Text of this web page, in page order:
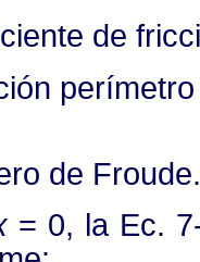
de
de Froude.
= 0, la Ec.